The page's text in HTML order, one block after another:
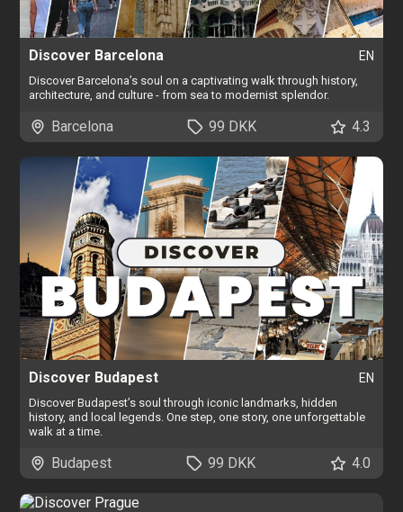
Discover Barcelona EN
Discover Barcelona’s soul on a captivating walk through history,
architecture, and culture - from sea to modernist splendor.
Barcelona 99 DKK 4.3
Discover Budapest EN
Discover Budapest’s soul through iconic landmarks, hidden
history, and local legends. One step, one story, one unforgettable
walk at a time.
Budapest 99 DKK 4.0